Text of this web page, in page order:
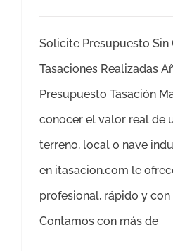
Solicite Presupuesto
Tasaciones Realizadas
Presupuesto Tasación
conocer el valor real de
terreno, local o nave
en itasacion.com le
profesional, rápido y
Contamos con más de